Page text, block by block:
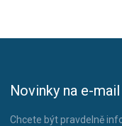
Novinky na e-mail
Chcete být pravdelně